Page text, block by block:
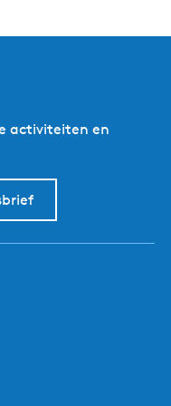
activiteiten en